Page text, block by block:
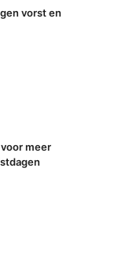
vorst en
meer